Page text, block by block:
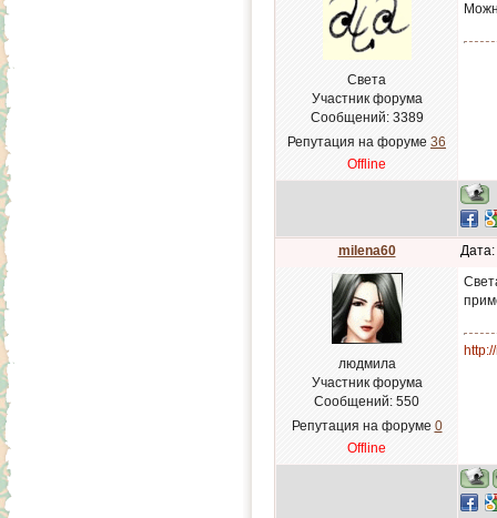
Света
Участник форума
Сообщений: 3389
Репутация на форуме 36
Offline
milena60
людмила
Участник форума
Сообщений: 550
Репутация на форуме 0
Offline